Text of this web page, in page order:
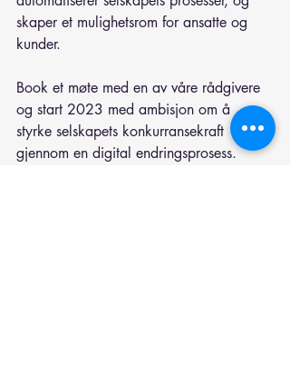
skaper et mulighetsrom for ansatte og
kunder.
Book et møte med en av våre rådgivere
og start 2023 med ambisjon om å
styrke selskapets konkurransekraft
gjennom en digital endringsprosess.